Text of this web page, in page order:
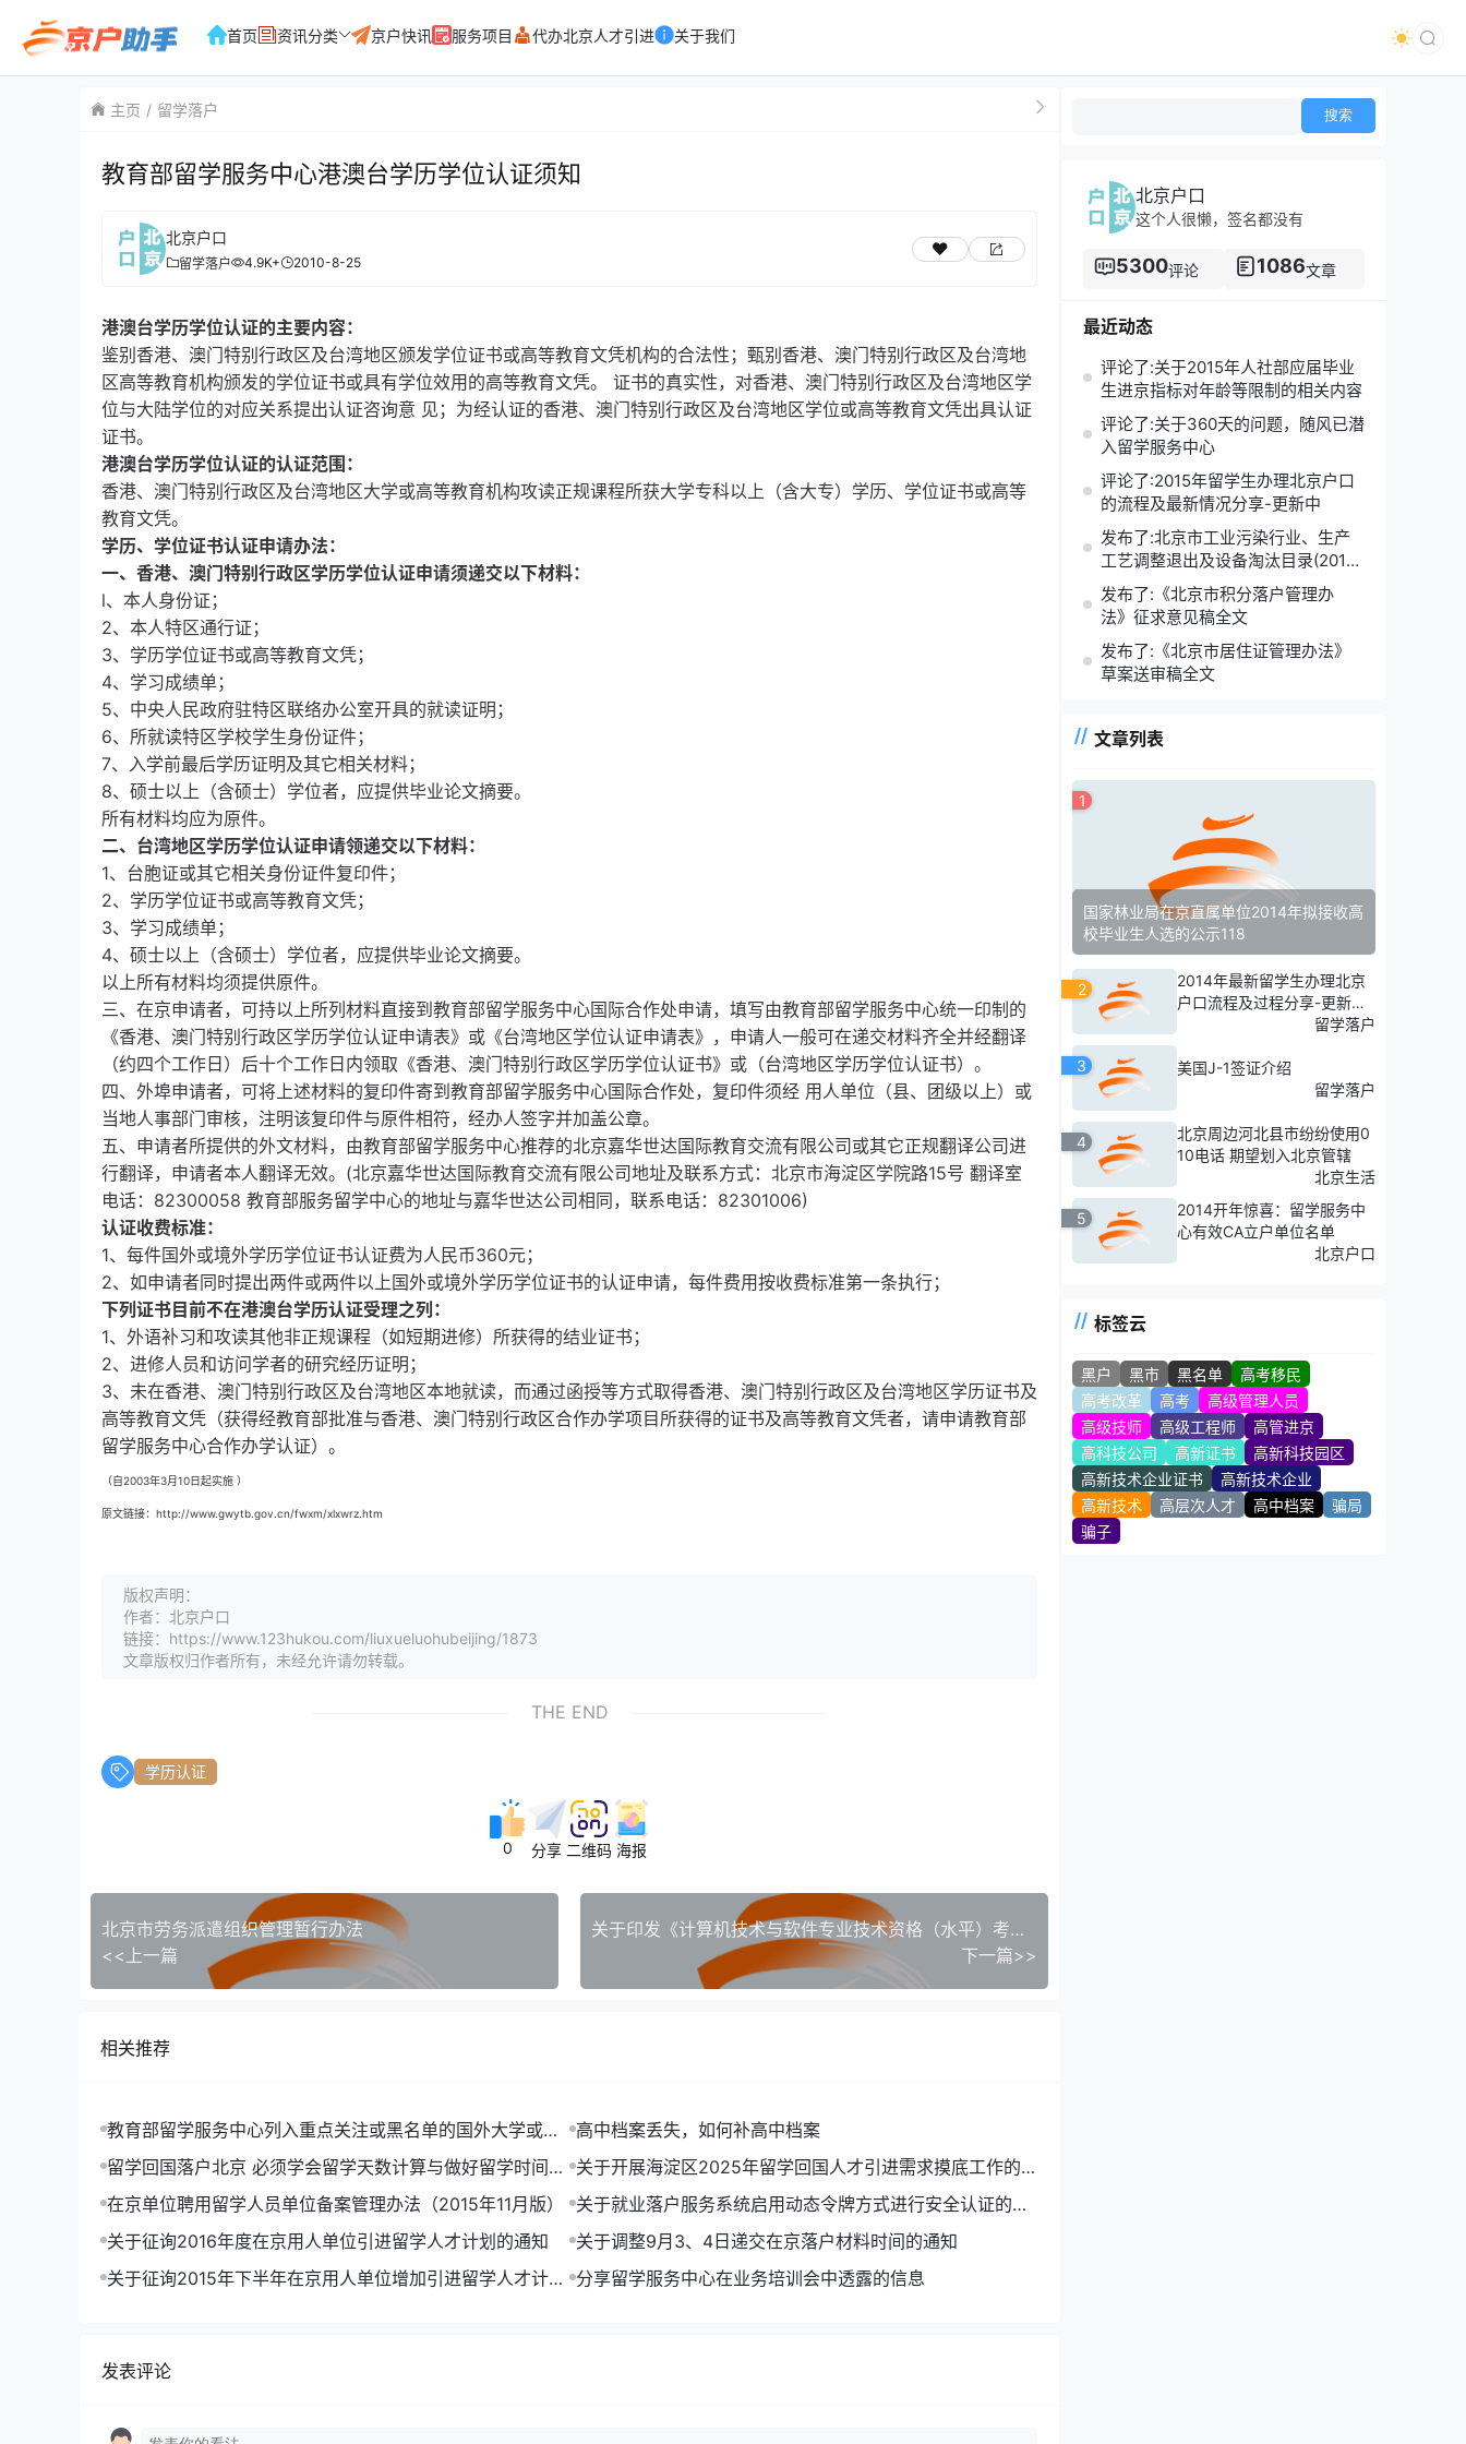
首页 资讯分类 京户快讯 服务项目 代办北京人才引进 关于我们
主页 留学落户
教育部留学服务中心港澳台学历学位认证须知
北京户口
留学落户 4.9K+ 2010-8-25
港澳台学历学位认证的主要内容：
鉴别香港、澳门特别行政区及台湾地区颁发学位证书或高等教育文凭机构的合法性；甄别香港、澳门特别行政区及台湾地
区高等教育机构颁发的学位证书或具有学位效用的高等教育文凭。 证书的真实性，对香港、澳门特别行政区及台湾地区学
位与大陆学位的对应关系提出认证咨询意 见；为经认证的香港、澳门特别行政区及台湾地区学位或高等教育文凭出具认证
证书。
港澳台学历学位认证的认证范围：
香港、澳门特别行政区及台湾地区大学或高等教育机构攻读正规课程所获大学专科以上（含大专）学历、学位证书或高等
教育文凭。
学历、学位证书认证申请办法：
一、香港、澳门特别行政区学历学位认证申请须递交以下材料：
l、本人身份证；
2、本人特区通行证；
3、学历学位证书或高等教育文凭；
4、学习成绩单；
5、中央人民政府驻特区联络办公室开具的就读证明；
6、所就读特区学校学生身份证件；
7、入学前最后学历证明及其它相关材料；
8、硕士以上（含硕士）学位者，应提供毕业论文摘要。
所有材料均应为原件。
二、台湾地区学历学位认证申请领递交以下材料：
1、台胞证或其它相关身份证件复印件；
2、学历学位证书或高等教育文凭；
3、学习成绩单；
4、硕士以上（含硕士）学位者，应提供毕业论文摘要。
以上所有材料均须提供原件。
三、在京申请者，可持以上所列材料直接到教育部留学服务中心国际合作处申请，填写由教育部留学服务中心统一印制的
《香港、澳门特别行政区学历学位认证申请表》或《台湾地区学位认证申请表》，申请人一般可在递交材料齐全并经翻译
（约四个工作日）后十个工作日内领取《香港、澳门特别行政区学历学位认证书》或（台湾地区学历学位认证书）。
四、外埠申请者，可将上述材料的复印件寄到教育部留学服务中心国际合作处，复印件须经 用人单位（县、团级以上）或
当地人事部门审核，注明该复印件与原件相符，经办人签字并加盖公章。
五、申请者所提供的外文材料，由教育部留学服务中心推荐的北京嘉华世达国际教育交流有限公司或其它正规翻译公司进
行翻译，申请者本人翻译无效。(北京嘉华世达国际教育交流有限公司地址及联系方式：北京市海淀区学院路15号 翻译室
电话：82300058 教育部服务留学中心的地址与嘉华世达公司相同，联系电话：82301006)
认证收费标准：
1、每件国外或境外学历学位证书认证费为人民币360元；
2、如申请者同时提出两件或两件以上国外或境外学历学位证书的认证申请，每件费用按收费标准第一条执行；
下列证书目前不在港澳台学历认证受理之列：
1、外语补习和攻读其他非正规课程（如短期进修）所获得的结业证书；
2、进修人员和访问学者的研究经历证明；
3、未在香港、澳门特别行政区及台湾地区本地就读，而通过函授等方式取得香港、澳门特别行政区及台湾地区学历证书及
高等教育文凭（获得经教育部批准与香港、澳门特别行政区合作办学项目所获得的证书及高等教育文凭者，请申请教育部
留学服务中心合作办学认证）。
（自2003年3月10日起实施 ）
原文链接：http://www.gwytb.gov.cn/fwxm/xlxwrz.htm
版权声明：
作者：北京户口
链接：https://www.123hukou.com/liuxueluohubeijing/1873
文章版权归作者所有，未经允许请勿转载。
THE END
学历认证
0 分享 二维码 海报
北京市劳务派遣组织管理暂行办法
<<上一篇
关于印发《计算机技术与软件专业技术资格（水平）考试暂行规定》和 《计算机技术与软件专业技术资格（水平）考试实施办法》的通知
下一篇>>
相关推荐
教育部留学服务中心列入重点关注或黑名单的国外大学或项
目名单
高中档案丢失，如何补高中档案
留学回国落户北京 必须学会留学天数计算与做好留学时间规
划
关于开展海淀区2025年留学回国人才引进需求摸底工作的通
知
在京单位聘用留学人员单位备案管理办法（2015年11月版）
关于就业落户服务系统启用动态令牌方式进行安全认证的通
知
关于征询2016年度在京用人单位引进留学人才计划的通知
关于调整9月3、4日递交在京落户材料时间的通知
关于征询2015年下半年在京用人单位增加引进留学人才计划
分享留学服务中心在业务培训会中透露的信息
发表评论
北京户口
这个人很懒，签名都没有
5300评论 1086文章
最近动态
评论了:关于2015年人社部应届毕业
生进京指标对年龄等限制的相关内容
评论了:关于360天的问题，随风已潜
入留学服务中心
评论了:2015年留学生办理北京户口
的流程及最新情况分享-更新中
发布了:北京市工业污染行业、生产
工艺调整退出及设备淘汰目录(2014
年版)
发布了:《北京市积分落户管理办
法》征求意见稿全文
发布了:《北京市居住证管理办法》
草案送审稿全文
文章列表
1
国家林业局在京直属单位2014年拟接收高
校毕业生人选的公示118
2
2014年最新留学生办理北京
户口流程及过程分享-更新结
留学落户
3
美国J-1签证介绍
留学落户
4
北京周边河北县市纷纷使用0
10电话 期望划入北京管辖
北京生活
5
2014开年惊喜：留学服务中
心有效CA立户单位名单
北京户口
标签云
黑户 黑市 黑名单
高考移民
高考改革
高考
高级管理人员
高级技师
高级工程师
高管进京
高科技公司
高新证书
高新科技园区
高新技术企业证书
高新技术企业
高新技术
高层次人才 高中档案
骗局
骗子